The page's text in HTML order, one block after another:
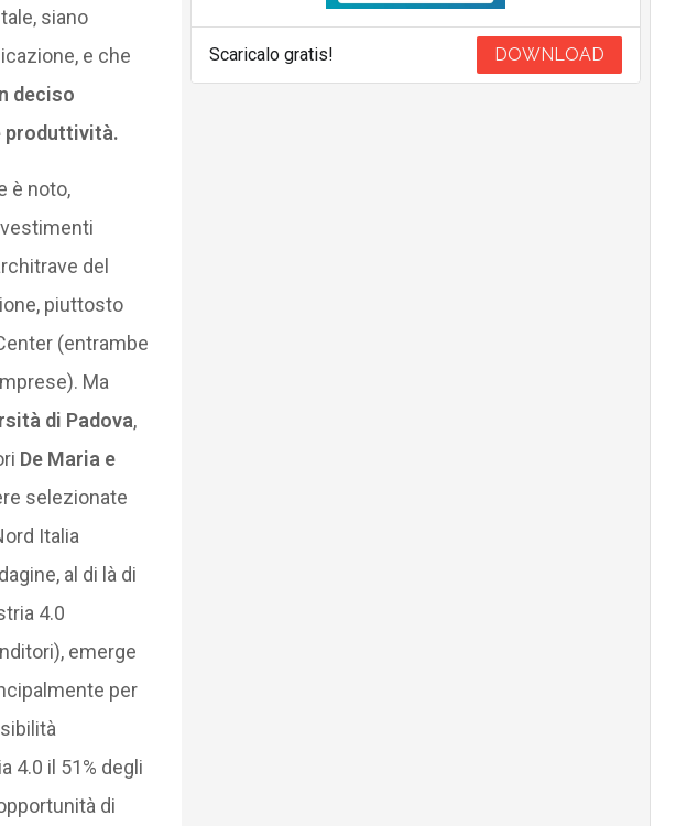
siano
e che
deciso
produttività.
è noto,
del
piuttosto
(entrambe
Ma
di Padova,
De Maria e
selezionate
Italia
al di là di
4.0
emerge
per
4.0 il 51% degli
di
Scaricalo gratis! DOWNLOAD